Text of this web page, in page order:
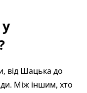
від Шацька до
Між іншим, хто